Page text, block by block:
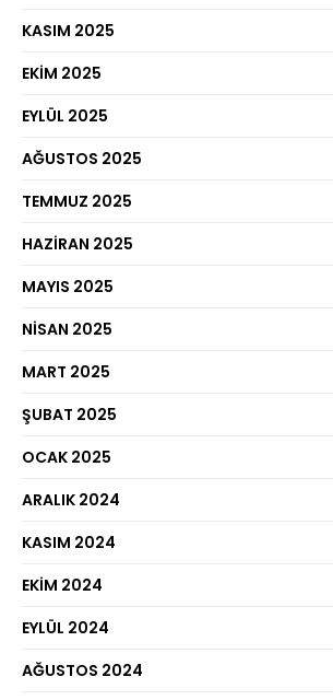
KASIM 2025
EKIM 2025
EYLÜL 2025
AĞUSTOS 2025
TEMMUZ 2025
HAZIRAN 2025
MAYIS 2025
NISAN 2025
MART 2025
ŞUBAT 2025
OCAK 2025
ARALIK 2024
KASIM 2024
EKIM 2024
EYLÜL 2024
AĞUSTOS 2024